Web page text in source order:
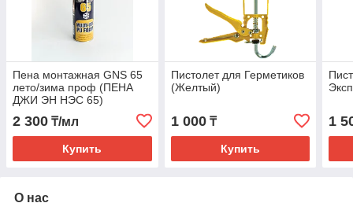
Пена монтажная GNS 65
лето/зима проф (ПЕНА
ДЖИ ЭН НЭС 65)
2 300 ₸/мл
Купить
Пистолет для Герметиков
(Желтый)
1 000₸
Купить
1
О нас